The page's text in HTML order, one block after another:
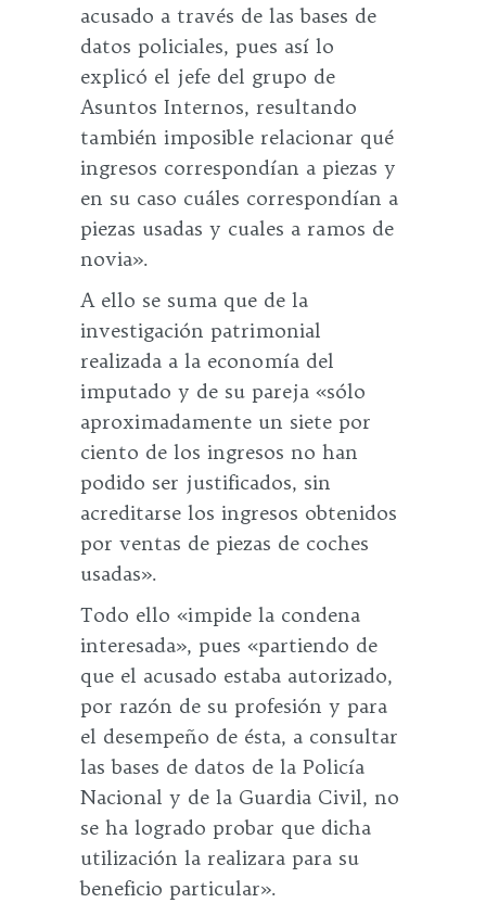
acusado a través de las bases de
datos policiales, pues así lo
explicó el jefe del grupo de
Asuntos Internos, resultando
también imposible relacionar qué
ingresos correspondían a piezas y
en su caso cuáles correspondían a
piezas usadas y cuales a ramos de
novia».
A ello se suma que de la
investigación patrimonial
realizada a la economía del
imputado y de su pareja «sólo
aproximadamente un siete por
ciento de los ingresos no han
podido ser justificados, sin
acreditarse los ingresos obtenidos
por ventas de piezas de coches
usadas».
Todo ello «impide la condena
interesada», pues «partiendo de
que el acusado estaba autorizado,
por razón de su profesión y para
el desempeño de ésta, a consultar
las bases de datos de la Policía
Nacional y de la Guardia Civil, no
se ha logrado probar que dicha
utilización la realizara para su
beneficio particular».